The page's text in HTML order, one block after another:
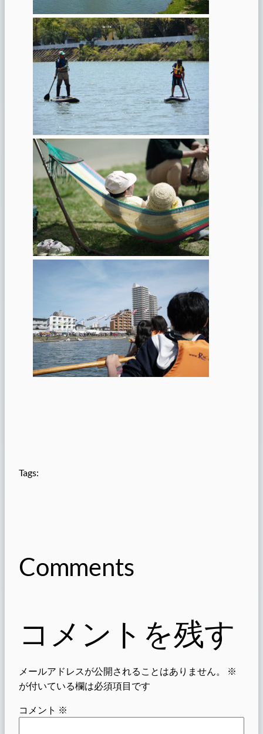
Tags:
Comments
コメントを残す
メールアドレスが公開されることはありません。
※
が付いている欄は必須項目です
コメント ※